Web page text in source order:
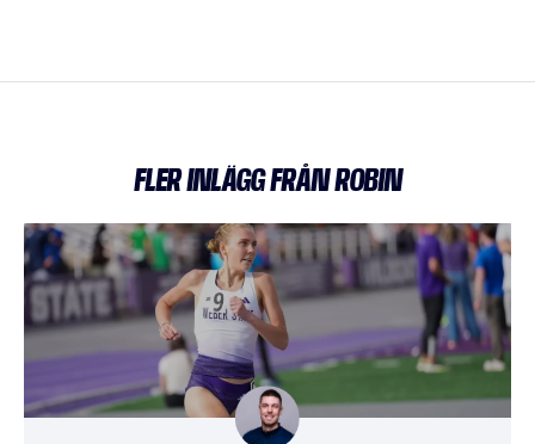
FLER INLÄGG FRÅN ROBIN